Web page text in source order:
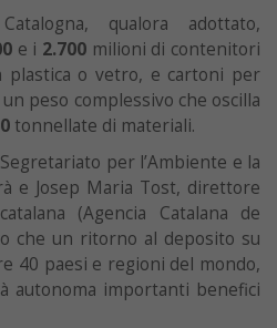
qualora adottato,
e i 2.700 milioni di contenitori
o vetro, e cartoni per
peso complessivo che oscilla
tonnellate di materiali.
per l’Ambiente e la
e Josep Maria Tost, direttore
(Agencia Catalana de
che un ritorno al deposito su
40 paesi e regioni del mondo,
autonoma importanti benefici